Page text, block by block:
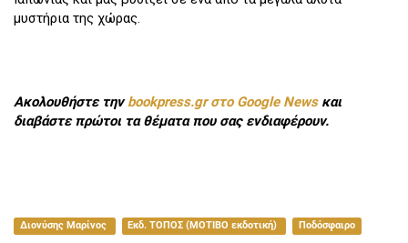
μυστήρια της χώρας.
Ακολουθήστε τηνbookpress.gr στο Google Newsκαι
διαβάστε πρώτοι τα θέματα που σας ενδιαφέρουν.
Διονύσης Μαρίνος Εκδ. ΤΟΠΟΣ (ΜΟΤΙΒΟ εκδοτική) Ποδόσφαιρο